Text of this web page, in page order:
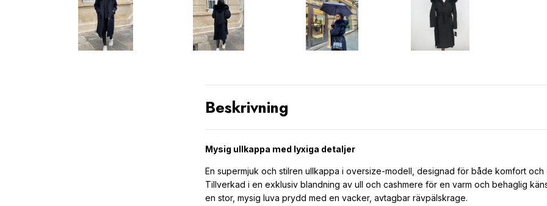
Beskrivning
Mysig ullkappa med lyxiga detaljer
En supermjuk och stilren ullkappa i oversize-modell, designad för både komfort och
Tillverkad i en exklusiv blandning av ull och cashmere för en varm och behaglig
en stor, mysig luva prydd med en vacker, avtagbar rävpälskrage.